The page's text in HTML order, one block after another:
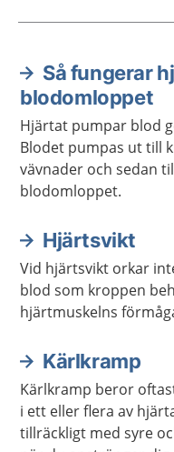
Aktuella artiklar
Så fungerar
blodomloppet
Hjärtat pumpar blod
Blodet pumpas ut till
vävnader och sedan
blodomloppet.
Hjärtsvikt
Vid hjärtsvikt orkar
blod som kroppen
hjärtmuskelns
Kärlkramp
Kärlkramp beror
i ett eller flera av
tillräckligt med syre